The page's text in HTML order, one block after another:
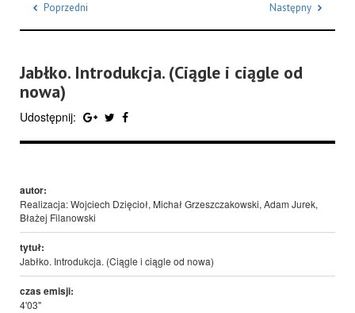
Poprzedni Następny
Jabłko. Introdukcja. (Ciągle i ciągle od
nowa)
Udostępnij:
autor:
Realizacja: Wojciech Dzięcioł, Michał Grzeszczakowski, Adam Jurek,
Błażej Filanowski
tytuł:
Jabłko. Introdukcja. (Ciągle i ciągle od nowa)
czas emisji:
4'03"